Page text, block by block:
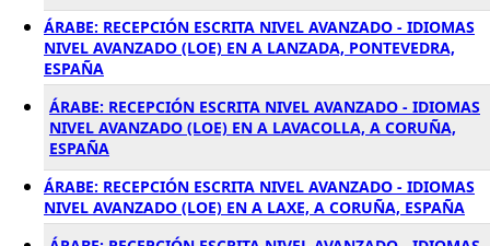
ÁRABE: RECEPCIÓN ESCRITA NIVEL AVANZADO - IDIOMAS
NIVEL AVANZADO (LOE) EN A LANZADA, PONTEVEDRA,
ESPAÑA
ÁRABE: RECEPCIÓN ESCRITA NIVEL AVANZADO - IDIOMAS
NIVEL AVANZADO (LOE) EN A LAVACOLLA, A CORUÑA,
ESPAÑA
ÁRABE: RECEPCIÓN ESCRITA NIVEL AVANZADO - IDIOMAS
NIVEL AVANZADO (LOE) EN A LAXE, A CORUÑA, ESPAÑA